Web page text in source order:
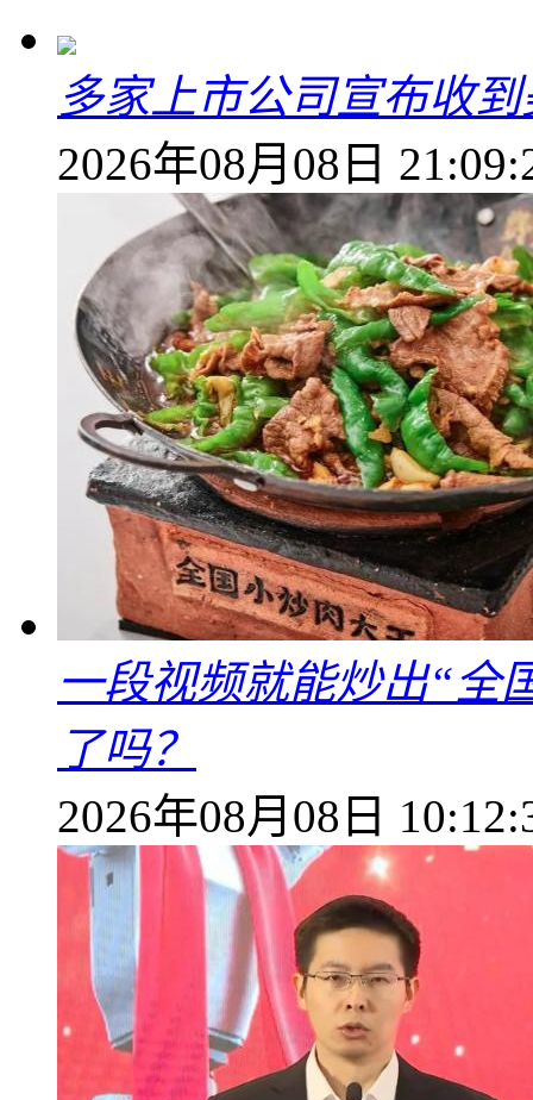
多家上市公司宣布收
2026年08月08日
一段视频就能炒出“全
了吗？
2026年08月08日